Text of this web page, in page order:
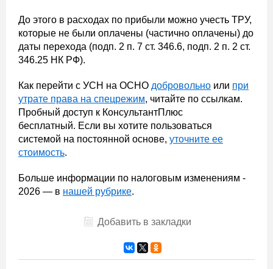
До этого в расходах по прибыли можно учесть ТРУ,
которые не были оплачены (частично оплачены) до
даты перехода (подп. 2 п. 7 ст. 346.6, подп. 2 п. 2 ст.
346.25 НК РФ).
Как перейти с УСН на ОСНО добровольно или при
утрате права на спецрежим, читайте по ссылкам.
Пробный доступ к КонсультантПлюс
бесплатный. Если вы хотите пользоваться
системой на постоянной основе, уточните ее
стоимость.
Больше информации по налоговым изменениям -
2026 — в нашей рубрике.
Добавить в закладки